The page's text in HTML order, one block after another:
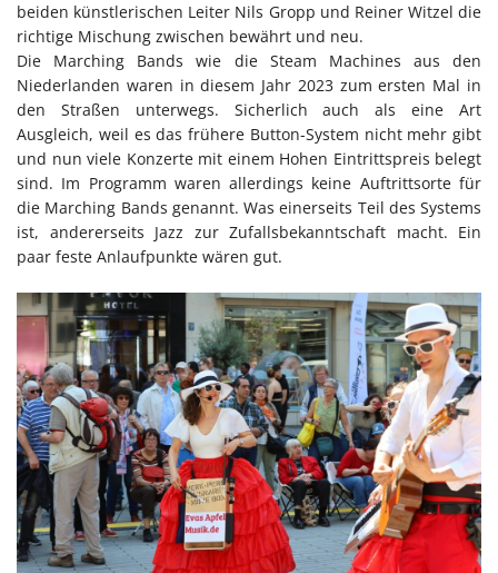
beiden künstlerischen Leiter Nils Gropp und Reiner Witzel die
richtige Mischung zwischen bewährt und neu.
Die Marching Bands wie die Steam Machines aus den
Niederlanden waren in diesem Jahr 2023 zum ersten Mal in
den Straßen unterwegs. Sicherlich auch als eine Art
Ausgleich, weil es das frühere Button-System nicht mehr gibt
und nun viele Konzerte mit einem Hohen Eintrittspreis belegt
sind. Im Programm waren allerdings keine Auftrittsorte für
die Marching Bands genannt. Was einerseits Teil des Systems
ist, andererseits Jazz zur Zufallsbekanntschaft macht. Ein
paar feste Anlaufpunkte wären gut.